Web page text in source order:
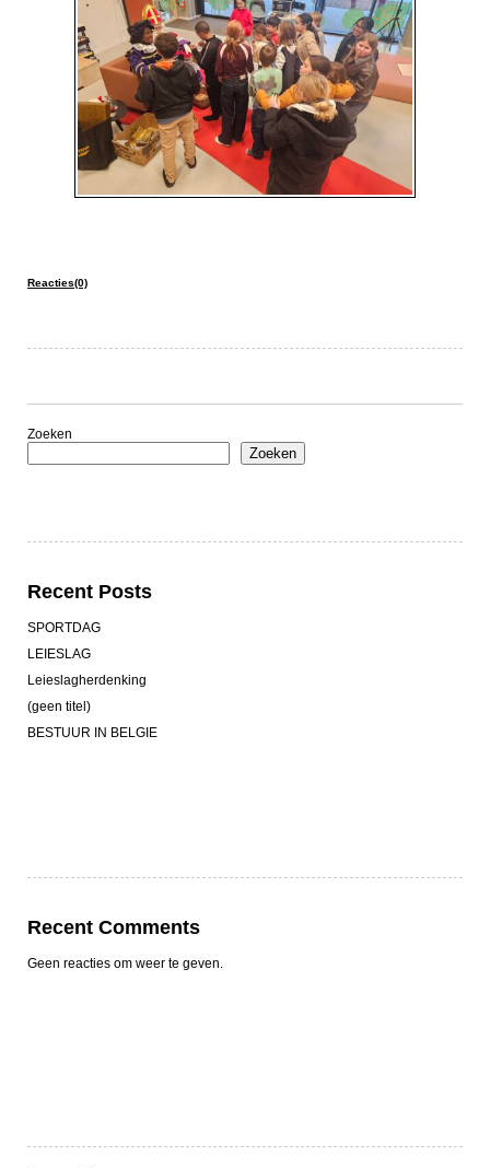
Reacties(0)
Zoeken
Zoeken
Recent Posts
SPORTDAG
LEIESLAG
Leieslagherdenking
(geen titel)
BESTUUR IN BELGIE
Recent Comments
Geen reacties om weer te geven.